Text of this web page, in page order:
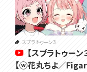
スプラトゥーン3
【スプラトゥーン
【ⓦ花丸ちよ／